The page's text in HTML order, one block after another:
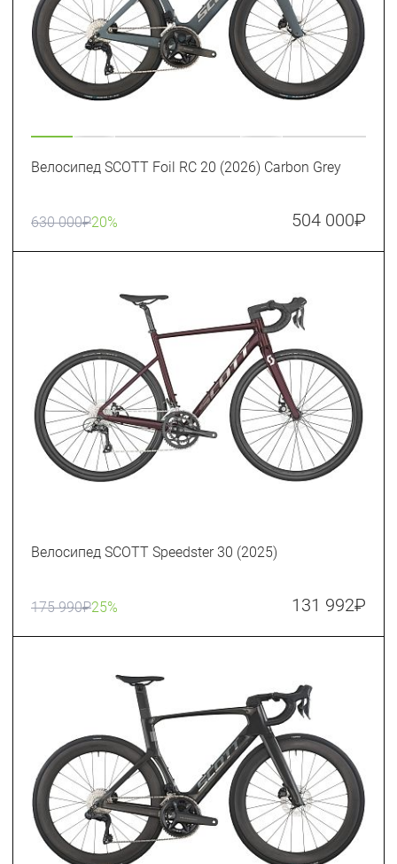
Велосипед SCOTT Foil RC 20 (2026) Carbon Grey
630 000₽20% 504 000₽
Велосипед SCOTT Speedster 30 (2025)
175 990₽25% 131 992₽